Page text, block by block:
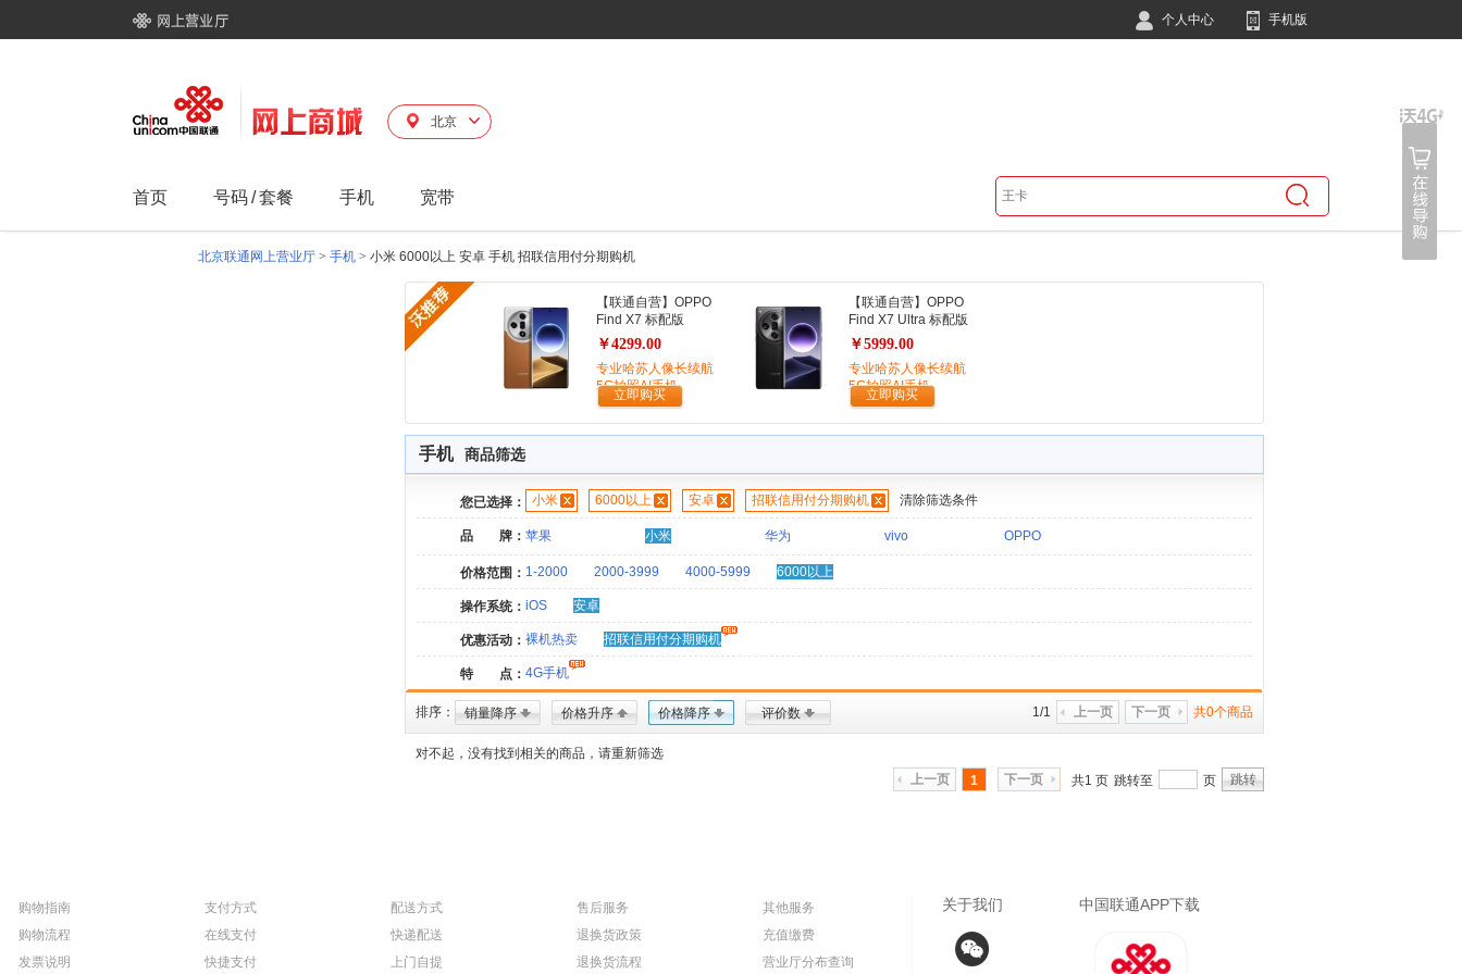
个人中心 手机版
北京
首页 号码/套餐 手机 宽带
北京联通网上营业厅 > 手机 > 小米 6000以上 安卓 手机 招联信用付分期购机
【联通自营】OPPO
Find X7 标配版
￥4299.00
专业哈苏人像长续航
5G拍照AI手机
立即购买
【联通自营】OPPO
Find X7 Ultra 标配版
￥5999.00
专业哈苏人像长续航
5G拍照AI手机
立即购买
手机 商品筛选
您已选择： 小米 6000以上 安卓 招联信用付分期购机 清除筛选条件
品 牌： 苹果 小米 华为 vivo OPPO
价格范围： 1-2000 2000-3999 4000-5999 6000以上
操作系统： iOS 安卓
优惠活动： 裸机热卖 招联信用付分期购机
特 点： 4G手机
排序： 销量降序 价格升序 价格降序 评价数 共0个商品
下一页
上一页
1/1
对不起，没有找到相关的商品，请重新筛选
上一页
1 下一页 共1 页 跳转至 页 跳转
购物指南
购物流程
发票说明
支付方式
在线支付
快捷支付
配送方式
快递配送
上门自提
售后服务
退换货政策
退换货流程
其他服务
充值缴费
营业厅分布查询
关于我们 中国联通APP下载